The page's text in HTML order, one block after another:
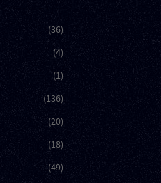
(36)
(4)
(1)
(136)
(20)
(18)
(49)